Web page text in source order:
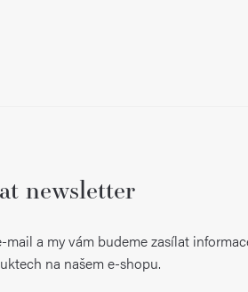
newsletter
mail a my vám budeme zasílat
na našem e-shopu.